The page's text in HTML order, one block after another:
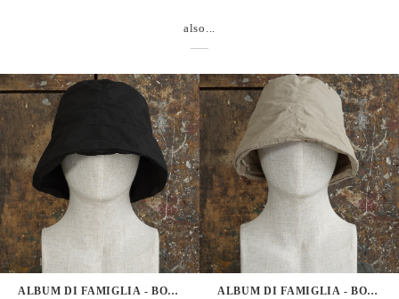
also...
ALBUM DI FAMIGLIA - BOB HAT TS (BLACK)
ALBUM DI FAMIGLIA - BOB HAT TS / STONE